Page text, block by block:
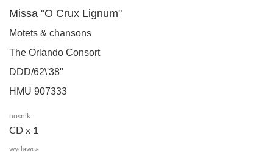
Missa "O Crux Lignum"
Motets & chansons
The Orlando Consort
DDD/62\'38"
HMU 907333
nośnik
CD x 1
wydawca